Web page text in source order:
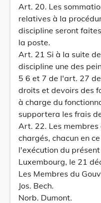
Art. 20. Les
relatives à la
discipline seront
la poste.
Art. 21 Si à la suite
discipline une des
5 6 et 7 de l'art. 27
droits et devoirs des
à charge du
supportera les frais
Art. 22. Les
chargés, chacun en
l'exécution du
Luxembourg, le 21
Les Membres du
Jos. Bech.
Norb. Dumont.